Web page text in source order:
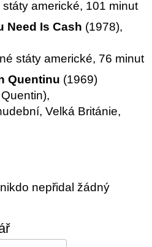
americké, 101 minut
Need Is Cash (1978),
státy americké, 76 minut
Quentinu (1969)
Velká Británie,
nepřidal žádný